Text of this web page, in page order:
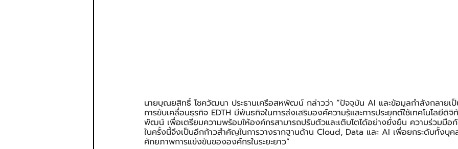
นายบุณยสิทธิ์ โชควัฒนา ประธานเครือสหพัฒน์ กล่าวว่า “ปัจจุบัน AI และข้อมูลกำลังกลายเ
การขับเคลื่อนธุรกิจ EDTH มีพันธกิจในการส่งเสริมองค์ความรู้และการประยุกต์ใช้เทคโนโลยีดิจิ
พัฒน์ เพื่อเตรียมความพร้อมให้องค์กรสามารถปรับตัวและเติบโตได้อย่างยั่งยืน ความร่วมมือกั
ในครั้งนี้จึงเป็นอีกก้าวสำคัญในการวางรากฐานด้าน Cloud, Data และ AI เพื่อยกระดับทั้งบุค
ศักยภาพการแข่งขันขององค์กรในระยะยาว”